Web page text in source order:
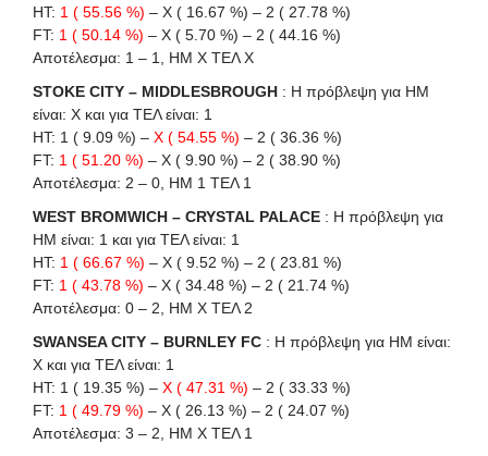
HT: 1 ( 55.56 %) – X ( 16.67 %) – 2 ( 27.78 %)
FT: 1 ( 50.14 %) – X ( 5.70 %) – 2 ( 44.16 %)
Αποτέλεσμα: 1 – 1, ΗΜ Χ ΤΕΛ Χ
STOKE CITY – MIDDLESBROUGH : Η πρόβλεψη για HΜ
είναι: X και για ΤΕΛ είναι: 1
HT: 1 ( 9.09 %) – X ( 54.55 %) – 2 ( 36.36 %)
FT: 1 ( 51.20 %) – X ( 9.90 %) – 2 ( 38.90 %)
Αποτέλεσμα: 2 – 0, ΗΜ 1 ΤΕΛ 1
WEST BROMWICH – CRYSTAL PALACE : Η πρόβλεψη για
HΜ είναι: 1 και για ΤΕΛ είναι: 1
HT: 1 ( 66.67 %) – X ( 9.52 %) – 2 ( 23.81 %)
FT: 1 ( 43.78 %) – X ( 34.48 %) – 2 ( 21.74 %)
Αποτέλεσμα: 0 – 2, ΗΜ Χ ΤΕΛ 2
SWANSEA CITY – BURNLEY FC : Η πρόβλεψη για HΜ είναι:
X και για ΤΕΛ είναι: 1
HT: 1 ( 19.35 %) – X ( 47.31 %) – 2 ( 33.33 %)
FT: 1 ( 49.79 %) – X ( 26.13 %) – 2 ( 24.07 %)
Αποτέλεσμα: 3 – 2, ΗΜ Χ ΤΕΛ 1